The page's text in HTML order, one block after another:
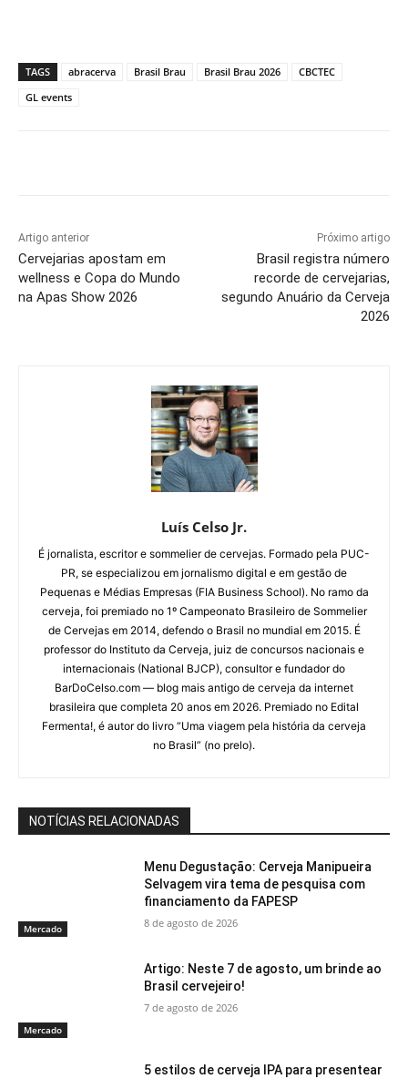
TAGS abracerva Brasil Brau Brasil Brau 2026
CBCTEC
GL events
Artigo anterior
Cervejarias apostam em
wellness e Copa do Mundo
na Apas Show 2026
Próximo artigo
Brasil registra número
recorde de cervejarias,
segundo Anuário da Cerveja
2026
Luís Celso Jr.
É jornalista, escritor e sommelier de cervejas. Formado pela PUC-
PR, se especializou em jornalismo digital e em gestão de
Pequenas e Médias Empresas (FIA Business School). No ramo da
cerveja, foi premiado no 1º Campeonato Brasileiro de Sommelier
de Cervejas em 2014, defendo o Brasil no mundial em 2015. É
professor do Instituto da Cerveja, juiz de concursos nacionais e
internacionais (National BJCP), consultor e fundador do
BarDoCelso.com — blog mais antigo de cerveja da internet
brasileira que completa 20 anos em 2026. Premiado no Edital
Fermenta!, é autor do livro “Uma viagem pela história da cerveja
no Brasil” (no prelo).
NOTÍCIAS RELACIONADAS
Mercado
Menu Degustação: Cerveja Manipueira
Selvagem vira tema de pesquisa com
financiamento da FAPESP
8 de agosto de 2026
Mercado
Artigo: Neste 7 de agosto, um brinde ao
Brasil cervejeiro!
7 de agosto de 2026
5 estilos de cerveja IPA para presentear